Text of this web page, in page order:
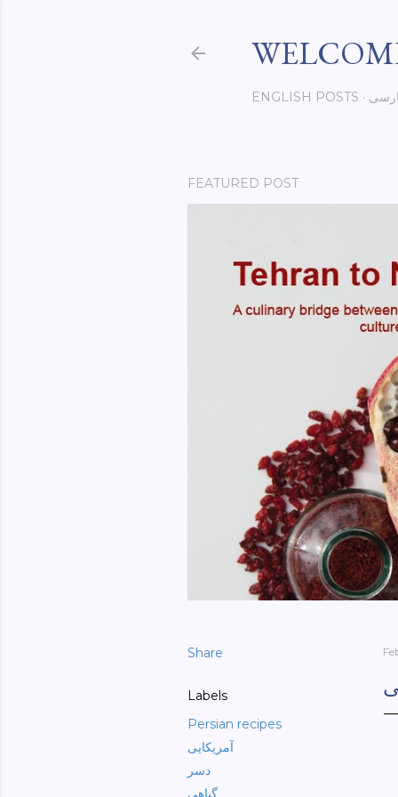
ENGLISH POSTS
FEATURED POST
Share
Labels
Persian recipes
آمریکایی
دسر
گیاهی